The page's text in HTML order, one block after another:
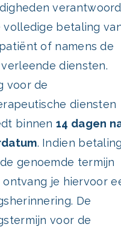
volledige betaling
of namens de
diensten.
voor de
diensten
binnen14 dagen
. Indien betaling
genoemde termijn
je hiervoor
De
voor de